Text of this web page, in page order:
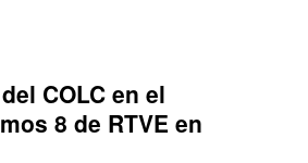
COLC en el
8 de RTVE en